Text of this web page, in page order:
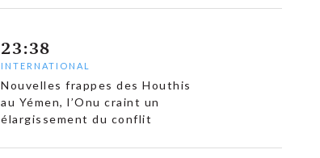
23:38
INTERNATIONAL
Nouvelles frappes des Houthis
au Yémen, l’Onu craint un
élargissement du conflit